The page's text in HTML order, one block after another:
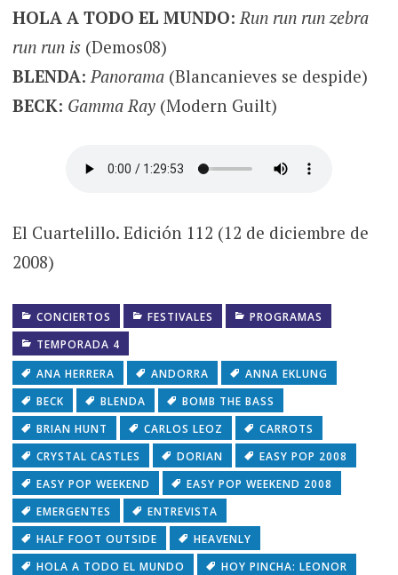
HOLA A TODO EL MUNDO: Run run run zebra
run run is(Demos08)
BLENDA: Panorama(Blancanieves se despide)
BECK: Gamma Ray (Modern Guilt)
El Cuartelillo. Edición 112 (12 de diciembre de
2008)
CONCIERTOS FESTIVALES
PROGRAMAS
TEMPORADA 4
ANA HERRERA
ANDORRA
ANNA EKLUNG
BECK
BLENDA
BOMB THE BASS
BRIAN HUNT
CARLOS LEOZ
CARROTS
CRYSTAL CASTLES
DORIAN
EASY POP 2008
EASY POP WEEKEND
EASY POP WEEKEND 2008
EMERGENTES
ENTREVISTA
HALF FOOT OUTSIDE
HEAVENLY
HOLA A TODO EL MUNDO
HOY PINCHA: LEONOR